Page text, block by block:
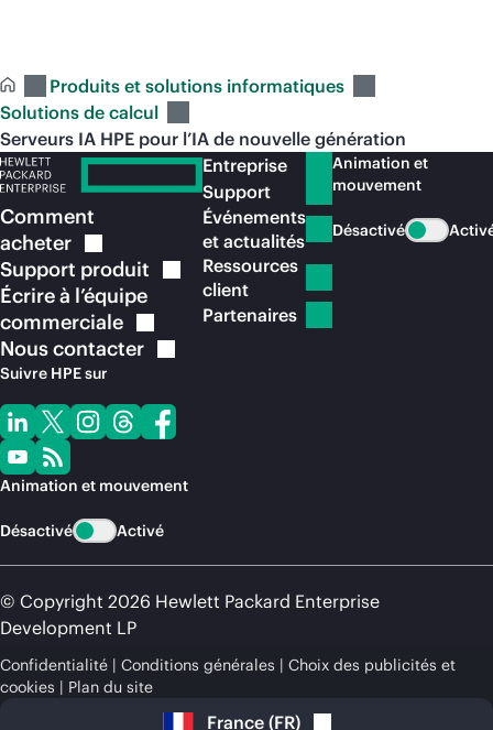
Produits et solutions informatiques
Solutions de calcul
Serveurs IA HPE pour l’IA de nouvelle génération
Comment
acheter
Support produit
Écrire à l’équipe
commerciale
Nouscontacter
Suivre HPE sur
Animation et mouvement
Désactivé Activé
Entreprise
Support
Événements
et actualités
Ressources
client
Partenaires
Animation et
mouvement
Désactivé
© Copyright 2026 Hewlett Packard Enterprise
Development LP
Confidentialité Conditions générales
Choix des publicités et
cookies
Plan du site
France (FR)